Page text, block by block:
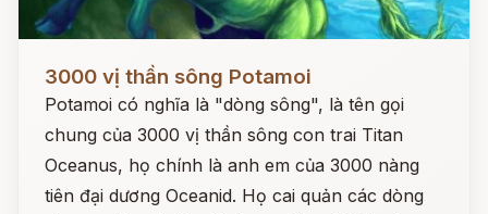
3000 vị thần sông Potamoi
Potamoi có nghĩa là "dòng sông", là tên gọi
chung của 3000 vị thần sông con trai Titan
Oceanus, họ chính là anh em của 3000 nàng
tiên đại dương Oceanid. Họ cai quản các dòng